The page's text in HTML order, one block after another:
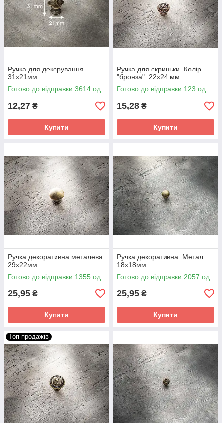
Ручка для декорування.
31х21мм
Готово до відправки 3614 од.
12,27 ₴
Купити
Ручка для скриньки. Колір
"бронза". 22х24 мм
Готово до відправки 123 од.
15,28 ₴
Купити
Ручка декоративна металева.
29х22мм
Готово до відправки 1355 од.
25,95 ₴
Купити
Ручка декоративна. Метал.
18х18мм
Готово до відправки 2057 од.
25,95 ₴
Купити
Топ продажів